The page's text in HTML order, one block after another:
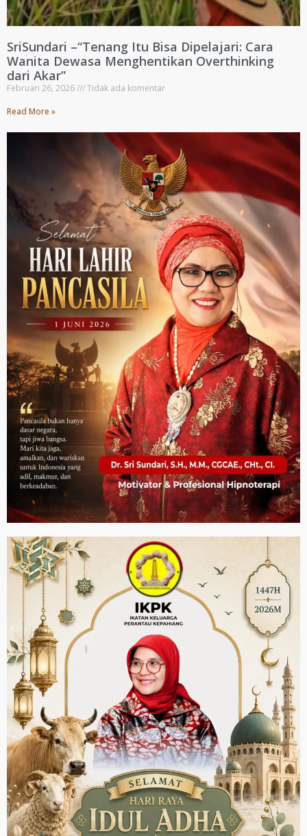
SriSundari –“Tenang Itu Bisa Dipelajari: Cara
Wanita Dewasa Menghentikan Overthinking
dari Akar”
Februari 26, 2026
Tidak ada komentar
Read More »